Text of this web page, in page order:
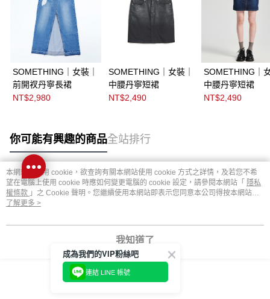
SOMETHING｜女裝｜
前開衩丹寧長裙
NT$2,980
SOMETHING｜女裝｜
中腰丹寧短裙
NT$2,490
SOMETHING｜
中腰丹寧短裙
NT$2,490
你可能有興趣的商品全站排行
熱門標籤
本網站中使用 cookie，欲查詢有關本網站使用 cookie 方式之詳情，及若您不希
望在電腦上使用 cookie 時應如何變更電腦的 cookie 設定，請參閱本網站「 隱私
權條款 」之 Cookie 聲明。您繼續使用本網站即表示您同意本公司得按本網站使
用條款之 Cookie 聲明使用 cookie。
了解更多 >
我知道了
成為我們的VIP粉絲吧
連結 LINE 帳號